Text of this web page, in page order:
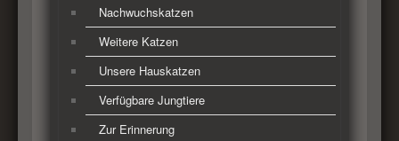
Nachwuchskatzen
Weitere Katzen
Unsere Hauskatzen
Verfügbare Jungtiere
Zur Erinnerung